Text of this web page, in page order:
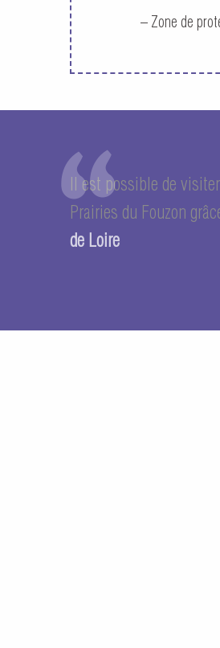
– Zone de
Il est possible de
Prairies du Fouzon
de Loire